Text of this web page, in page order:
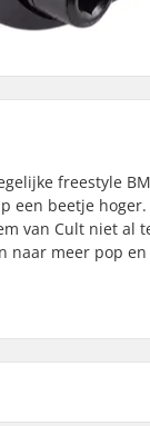
freestyle
een beetje
van Cult niet al
naar meer pop